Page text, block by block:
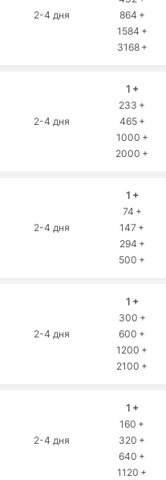
2-4 дня
864 +
1584 +
3168 +
2-4 дня
1 +
233 +
465 +
1000 +
2000 +
2-4 дня
1 +
74 +
147 +
294 +
500 +
2-4 дня
1 +
300 +
600 +
1200 +
2100 +
2-4 дня
1 +
160 +
320 +
640 +
1120 +